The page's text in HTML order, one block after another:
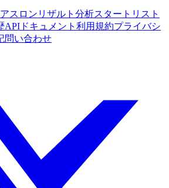
アスロンリザルト分析スタートリスト
APIドキュメント 利用規約プライバシ
問い合わせ